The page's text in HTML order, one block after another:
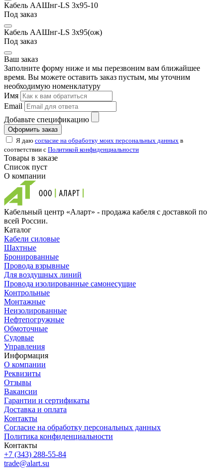
Кабель ААШнг-LS 3х95-10
Под заказ
Кабель ААШнг-LS 3х95(ож)
Под заказ
Ваш заказ
Заполните форму ниже и мы перезвоним вам ближайшее
время. Вы можете оставить заказ пустым, мы уточним
необходимую номенклатуру
Имя
Email
Добавьте спецификацию
Оформить заказ
Я даю согласие на обработку моих персональных данных в
соответствии с Политикой конфиденциальности
Товары в заказе
Список пуст
О компании
Кабельный центр «Аларт» - продажа кабеля с доставкой по
всей России.
Каталог
Кабели силовые
Шахтные
Бронированные
Провода взрывные
Для воздушных линий
Провода изолированные самонесущие
Контрольные
Монтажные
Неизолированные
Нефтепогружные
Обмоточные
Судовые
Управления
Информация
О компании
Реквизиты
Отзывы
Вакансии
Гарантии и сертификаты
Доставка и оплата
Контакты
Согласие на обработку персональных данных
Политика конфиденциальности
Контакты
+7 (343) 288-55-84
trade@alart.su